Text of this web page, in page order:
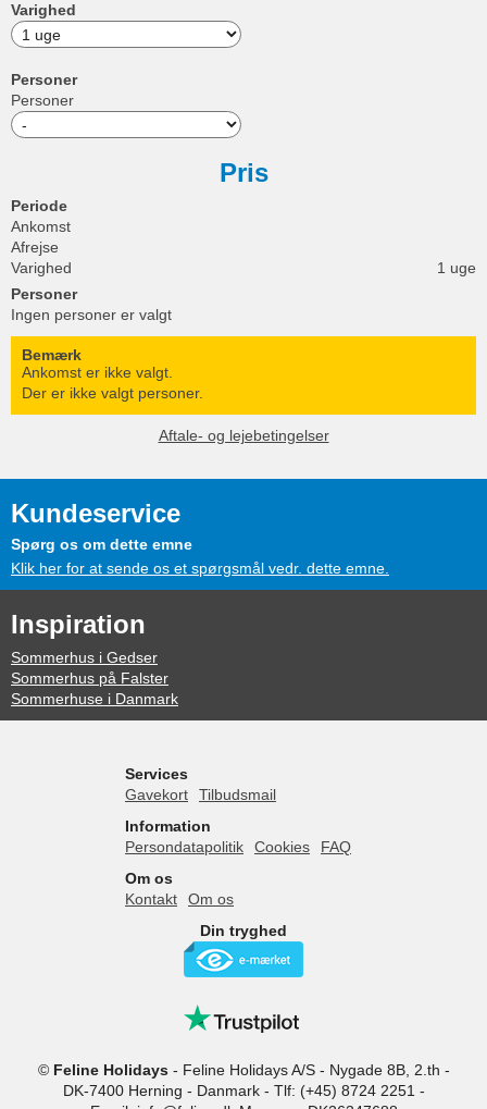
Varighed
Personer
Personer
Pris
Periode
Ankomst
Afrejse
Varighed
1 uge
Personer
Ingen personer er valgt
Bemærk
Ankomst er ikke valgt.
Der er ikke valgt personer.
Aftale- og lejebetingelser
Kundeservice
Spørg os om dette emne
Klik her for at sende os et spørgsmål vedr. dette emne.
Inspiration
Sommerhus i Gedser
Sommerhus på Falster
Sommerhuse i Danmark
Services
Gavekort
Tilbudsmail
Information
Persondatapolitik
Cookies
FAQ
Om os
Kontakt
Om os
Din tryghed
© Feline Holidays- Feline Holidays A/S- Nygade 8B, 2.th -
DK-7400 Herning - Danmark - Tlf: (+45) 8724 2251-